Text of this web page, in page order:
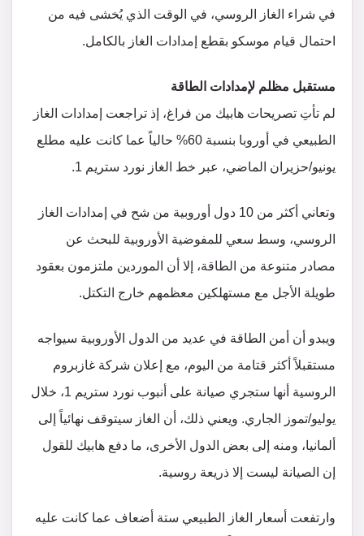
في شراء الغاز الروسي، في الوقت الذي يُخشى فيه من
احتمال قيام موسكو بقطع إمدادات الغاز بالكامل.
مستقبل مظلم لإمدادات الطاقة
لم تأتِ تصريحات هابيك من فراغ، إذ تراجعت إمدادات الغاز
الطبيعي في أوروبا بنسبة 60% حالياً عما كانت عليه مطلع
يونيو/حزيران الماضي، عبر خط الغاز نورد ستريم 1.
وتعاني أكثر من 10 دول أوروبية من شح في إمدادات الغاز
الروسي، وسط سعي للمفوضية الأوروبية للبحث عن
مصادر متنوعة من الطاقة، إلا أن الموردين ملتزمون بعقود
طويلة الأجل مع مستهلكين معظمهم خارج التكتل.
ويبدو أن أمن الطاقة في عديد من الدول الأوروبية سيواجه
مستقبلاً أكثر قتامة من اليوم، مع إعلان شركة غازبروم
الروسية أنها ستجري صيانة على أنبوب نورد ستريم 1، خلال
يوليو/تموز الجاري. ويعني ذلك، أن الغاز سيتوقف نهائياً إلى
ألمانيا، ومنه إلى بعض الدول الأخرى، ما دفع هابيك للقول
إن الصيانة ليست إلا ذريعة روسية.
وارتفعت أسعار الغاز الطبيعي ستة أضعاف عما كانت عليه